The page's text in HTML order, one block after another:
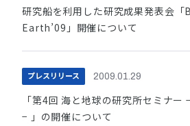
研究船を利用した研究成果発表会「
Earth’09」開催について
プレスリリース 2009.01.29
「第4回 海と地球の研究所セミナー
− 」の開催について